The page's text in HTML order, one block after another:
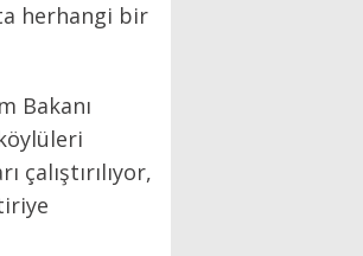
herhangi bir
Bakanı
çalıştırılıyor,